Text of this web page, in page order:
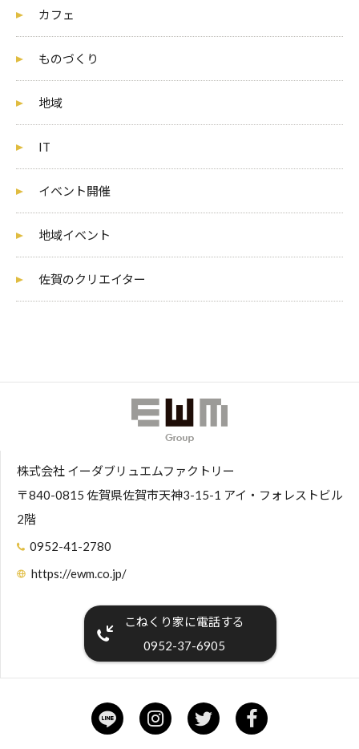
カフェ
ものづくり
地域
IT
イベント開催
地域イベント
佐賀のクリエイター
株式会社 イーダブリュエムファクトリー
〒840-0815 佐賀県佐賀市天神3-15-1 アイ・フォレストビル
2階
0952-41-2780
https://ewm.co.jp/
こねくり家に電話する
0952-37-6905